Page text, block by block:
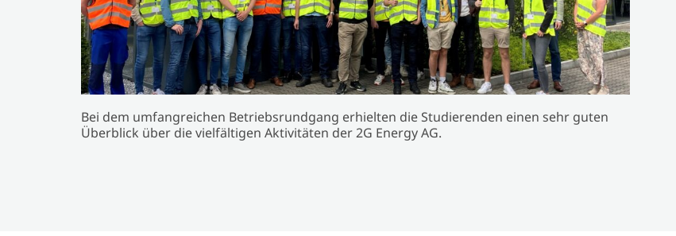
Bei dem umfangreichen Betriebsrundgang erhielten die Studierenden einen sehr guten
Überblick über die vielfältigen Aktivitäten der 2G Energy AG.